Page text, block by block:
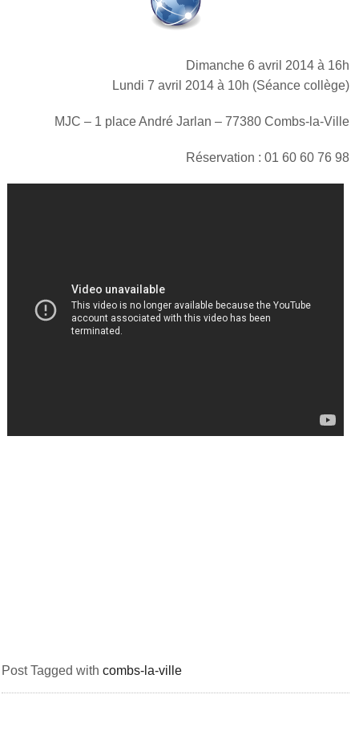
Dimanche 6 avril 2014 à 16h
Lundi 7 avril 2014 à 10h (Séance collège)
MJC – 1 place André Jarlan – 77380 Combs-la-Ville
Réservation : 01 60 60 76 98
Post Tagged withcombs-la-ville